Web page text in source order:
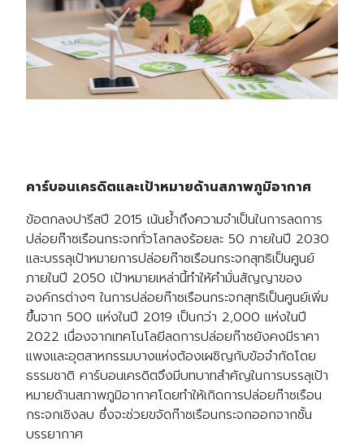
คาร์บอนเครดิตและเป้าหมายด้านสภาพภูมิอากาศ
ข้อตกลงปารีสปี 2015 เน้นย้ำถึงความจำเป็นในการลดการ
ปล่อยก๊าซเรือนกระจกทั่วโลกลงร้อยละ 50 ภายในปี 2030
และบรรลุเป้าหมายการปล่อยก๊าซเรือนกระจกสุทธิเป็นศูนย์
ภายในปี 2050 เป้าหมายเหล่านี้ทำให้คำมั่นสัญญาของ
องค์กรต่างๆ ในการปล่อยก๊าซเรือนกระจกสุทธิเป็นศูนย์เพิ่ม
ขึ้นจาก 500 แห่งในปี 2019 เป็นกว่า 2,000 แห่งในปี
2022 เนื่องจากเทคโนโลยีลดการปล่อยก๊าซยังคงมีราคา
แพงและอุตสาหกรรมบางแห่งต้องเผชิญกับข้อจำกัดโดย
ธรรมชาติ คาร์บอนเครดิตจึงมีบทบาทสำคัญในการบรรลุเป้า
หมายด้านสภาพภูมิอากาศโดยทำให้เกิดการปล่อยก๊าซเรือน
กระจกเชิงลบ ซึ่งจะช่วยขจัดก๊าซเรือนกระจกออกจากชั้น
บรรยากาศ